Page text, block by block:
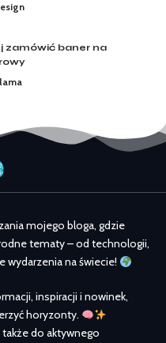
zamówić baner na
mojego bloga, gdzie
tematy – od technologii,
wydarzenia na świecie!
inspiracji i nowinek,
horyzonty.
do aktywnego